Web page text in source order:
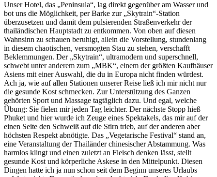
Unser Hotel, das „Peninsula“, lag direkt gegenüber am Wasser und
bot uns die Möglichkeit, per Barke zur „Skytrain“-Station
überzusetzen und damit dem pulsierenden Straßenverkehr der
thailändischen Hauptstadt zu entkommen. Von oben auf diesen
Wahnsinn zu schauen beruhigt, allein die Vorstellung, stundenlang
in diesem chaotischen, versmogten Stau zu stehen, verschafft
Beklemmungen. Der „Skytrain“, ultramodern und superschnell,
schwebt unter anderem zum „MBK“, einem der größten Kaufhäuser
Asiens mit einer Auswahl, die du in Europa nicht finden würdest.
Ach ja, wie auf allen Stationen unserer Reise ließ ich mir nicht nur
die gesunde Kost schmecken. Zur Unterstützung des Ganzen
gehörten Sport und Massage tagtäglich dazu. Und egal, welche
Übung: Sie fielen mir jeden Tag leichter. Der nächste Stopp hieß
Phuket und hier wurde ich Zeuge eines Spektakels, das mir auf der
einen Seite den Schweiß auf die Stirn trieb, auf der anderen aber
höchsten Respekt abnötigte. Das „Vegetarische Festival“ stand an,
eine Veranstaltung der Thailänder chinesischer Abstammung. Was
harmlos klingt und einen zuletzt an Fleisch denken lässt, stellt
gesunde Kost und körperliche Askese in den Mittelpunkt. Diesen
Dingen hatte ich ja nun schon seit dem Beginn unseres Urlaubs